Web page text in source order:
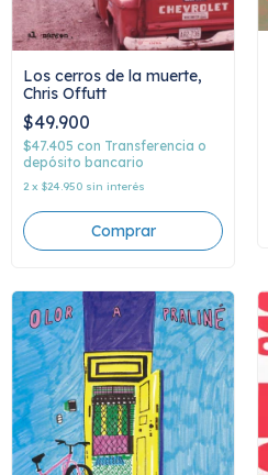
Los cerros de la muerte,
Chris Offutt
$49.900
$47.405 con Transferencia o
depósito bancario
2 x $24.950 sin interés